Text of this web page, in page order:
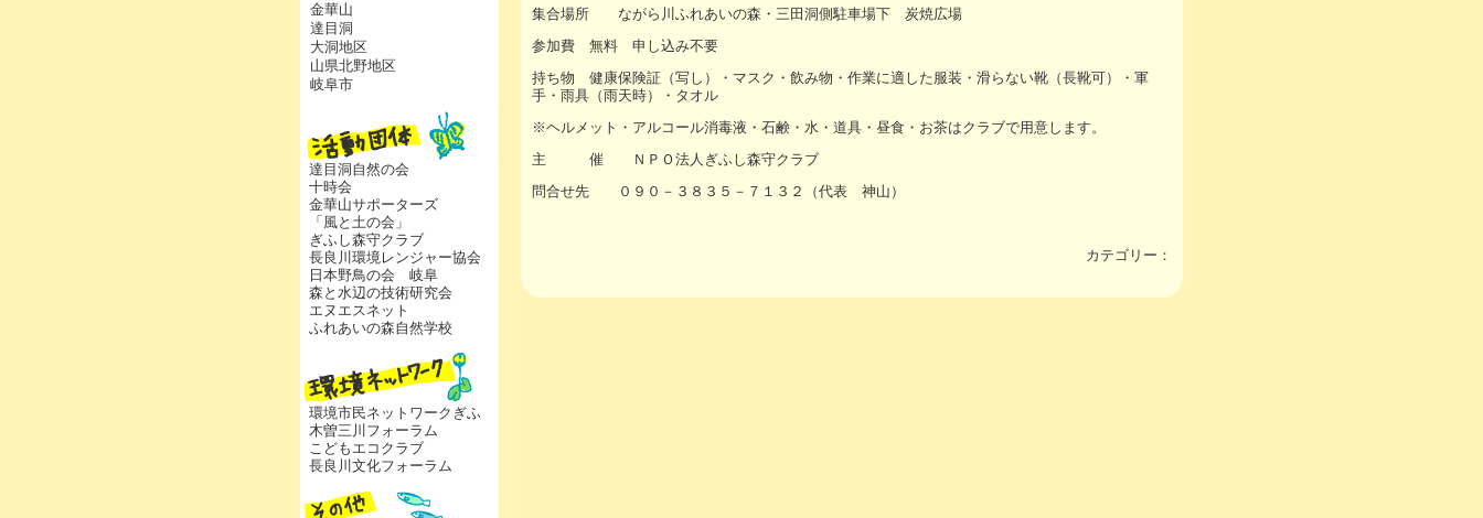
金華山
達目洞
大洞地区
山県北野地区
岐阜市
達目洞自然の会
十時会
金華山サポーターズ
「風と土の会」
ぎふし森守クラブ
長良川環境レンジャー協会
日本野鳥の会 岐阜
森と水辺の技術研究会
エヌエスネット
ふれあいの森自然学校
環境市民ネットワークぎふ
木曽三川フォーラム
こどもエコクラブ
長良川文化フォーラム
集合場所 ながら川ふれあいの森・三田洞側駐車場下 炭焼広場
参加費 無料 申し込み不要
持ち物 健康保険証（写し）・マスク・飲み物・作業に適した服装・滑らない靴（長靴可）・軍
手・雨具（雨天時）・タオル
※ヘルメット・アルコール消毒液・石鹸・水・道具・昼食・お茶はクラブで用意します。
主 催 ＮＰＯ法人ぎふし森守クラブ
問合せ先 ０９０－３８３５－７１３２（代表 神山）
カテゴリー：